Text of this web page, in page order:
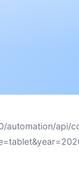
automation/api/